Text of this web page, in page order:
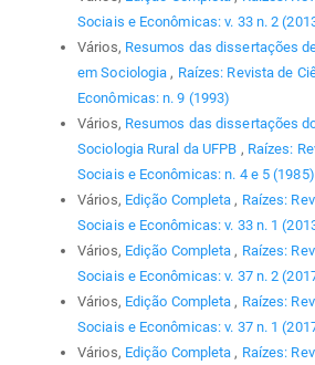
Sociais e Econômicas: v. 33 n. 2
Vários, Resumos das dissertações
em Sociologia , Raízes: Revista de
Econômicas: n. 9 (1993)
Vários, Resumos das dissertações
Sociologia Rural da UFPB , Raízes:
Sociais e Econômicas: n. 4 e 5 (1985)
Vários, Edição Completa , Raízes:
Sociais e Econômicas: v. 33 n. 1
Vários, Edição Completa , Raízes:
Sociais e Econômicas: v. 37 n. 2
Vários, Edição Completa , Raízes:
Sociais e Econômicas: v. 37 n. 1
Vários, Edição Completa , Raízes: